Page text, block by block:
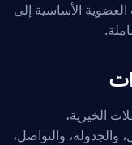
دولار لميزات العضوية الأساسية إلى
الخيرية،
والجدولة، والتواصل،